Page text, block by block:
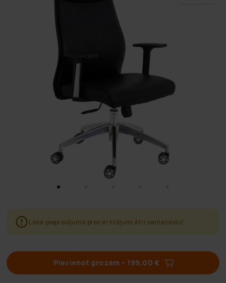
Liela pieprasījuma prece! Krājumi ātri samazinās!
Pievienot grozam – 199,00 €